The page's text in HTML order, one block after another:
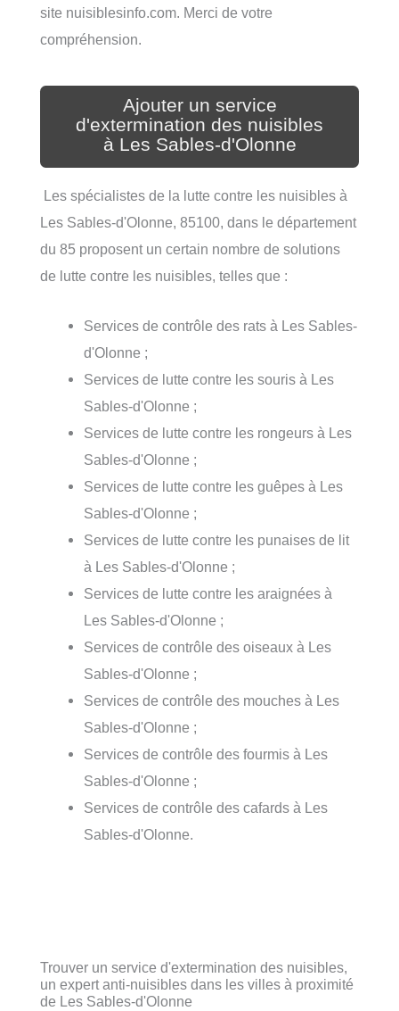
site nuisiblesinfo.com. Merci de votre
compréhension.
Ajouter un service
d'extermination des nuisibles
à Les Sables-d'Olonne
Les spécialistes de la lutte contre les nuisibles à
Les Sables-d'Olonne, 85100, dans le département
du 85 proposent un certain nombre de solutions
de lutte contre les nuisibles, telles que :
Services de contrôle des rats à Les Sables-
d'Olonne ;
Services de lutte contre les souris à Les
Sables-d'Olonne ;
Services de lutte contre les rongeurs à Les
Sables-d'Olonne ;
Services de lutte contre les guêpes à Les
Sables-d'Olonne ;
Services de lutte contre les punaises de lit
à Les Sables-d'Olonne ;
Services de lutte contre les araignées à
Les Sables-d'Olonne ;
Services de contrôle des oiseaux à Les
Sables-d'Olonne ;
Services de contrôle des mouches à Les
Sables-d'Olonne ;
Services de contrôle des fourmis à Les
Sables-d'Olonne ;
Services de contrôle des cafards à Les
Sables-d'Olonne.
Trouver un service d'extermination des nuisibles,
un expert anti-nuisibles dans les villes à proximité
de Les Sables-d'Olonne